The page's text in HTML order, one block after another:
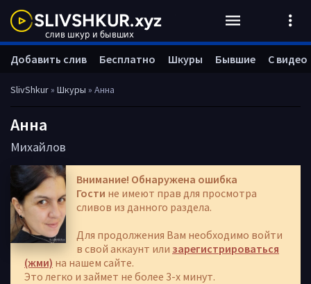
SlivShkur» Шкуры » Анна
Анна
Михайлов
Внимание! Обнаружена ошибка
Гости не имеют прав для просмотра
сливов из данного раздела.
Для продолжения Вам необходимо войти
в свой аккаунт или зарегистрироваться
(жми) на нашем сайте.
Это легко и займет не более 3-х минут.
Добавить слив Бесплатно Шкуры Бывшие С видео